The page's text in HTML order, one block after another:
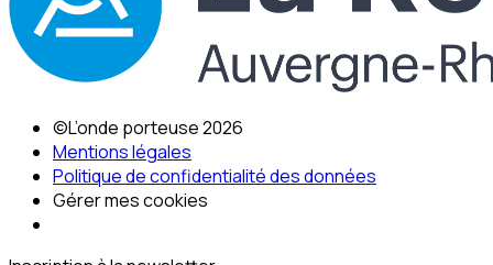
©L’onde porteuse 2026
Mentions légales
Politique de confidentialité des données
Gérer mes cookies